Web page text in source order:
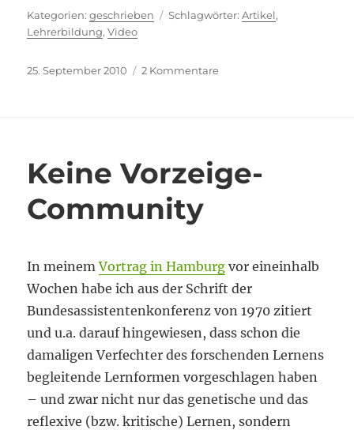
Kategorien
geschrieben Schlagwörter
Artikel,
Lehrerbildung,Video
Veröffentlicht
25. September 2010 2 Kommentarezu
Keine Vorzeige-
Community
In meinemVortrag in Hamburg vor eineinhalb
Wochen habe ich aus der Schrift der
Bundesassistentenkonferenz von 1970 zitiert
und u.a. darauf hingewiesen, dass schon die
damaligen Verfechter des forschenden Lernens
begleitende Lernformen vorgeschlagen haben
– und zwar nicht nur das genetische und das
reflexive (bzw. kritische) Lernen, sondern